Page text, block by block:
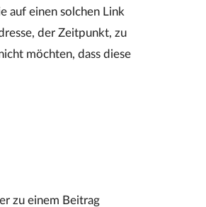
auf einen solchen Link
der Zeitpunkt, zu
möchten, dass diese
zu einem Beitrag